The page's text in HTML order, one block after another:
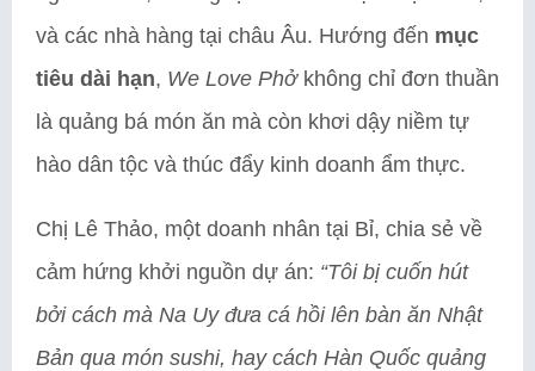
và các nhà hàng tại châu Âu. Hướng đến mục
tiêu dài hạn, We Love Phởkhông chỉ đơn thuần
là quảng bá món ăn mà còn khơi dậy niềm tự
hào dân tộc và thúc đẩy kinh doanh ẩm thực.
Chị Lê Thảo, một doanh nhân tại Bỉ, chia sẻ về
cảm hứng khởi nguồn dự án: “Tôi bị cuốn hút
bởi cách mà Na Uy đưa cá hồi lên bàn ăn Nhật
Bản qua món sushi, hay cách Hàn Quốc quảng